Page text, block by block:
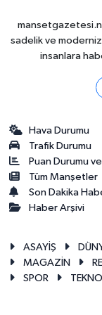
sadelik ve
insanlara
Hava Durumu
Trafik Durumu
Puan Durumu
Tüm Manşetler
Son Dakika
Haber Arşivi
ASAYİŞ
MAGAZİN
SPOR